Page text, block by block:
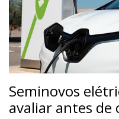
Seminovos
avaliar antes de